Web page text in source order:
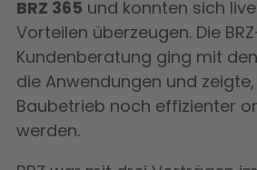
BRZ 365 und konnten sich
Vorteilen überzeugen. Die
Kundenberatung ging mit
die Anwendungen und
Baubetrieb noch effizienter
werden.